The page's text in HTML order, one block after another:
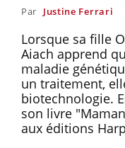
Par Justine Ferrari
Lorsque sa fille
Aiach apprend
maladie
un traitement,
biotechnologie.
son livre
aux éditions